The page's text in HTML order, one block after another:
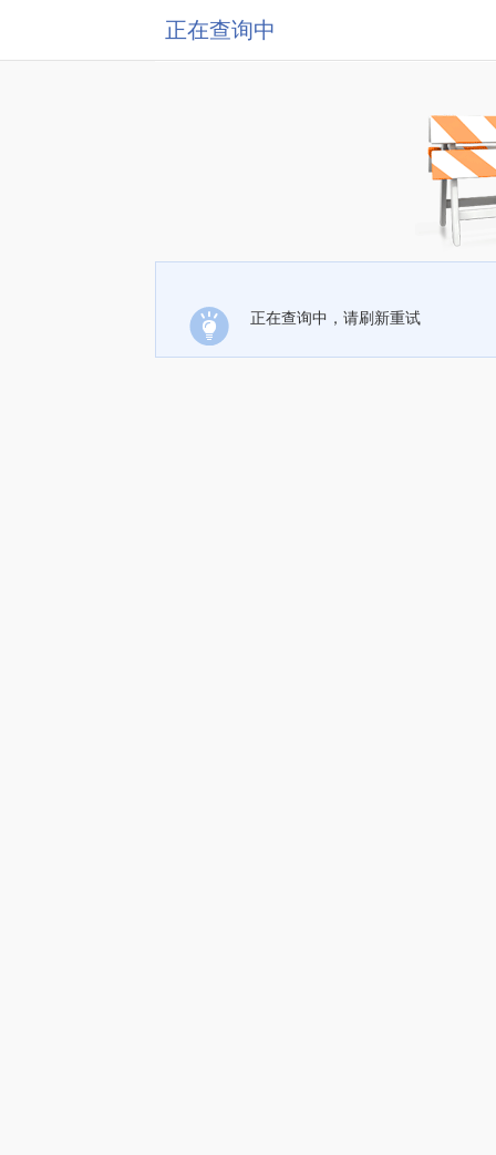
正在查询中
正在查询中，请刷新重试